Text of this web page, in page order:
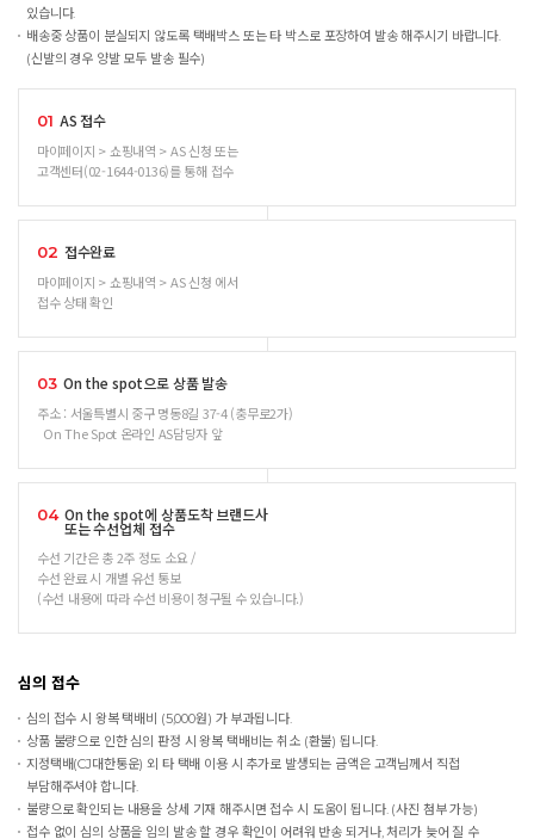
있습니다.
배송중 상품이 분실되지 않도록 택배박스 또는 타 박스로 포장하여 발송 해주시기 바랍니다.
(신발의 경우 양발 모두 발송 필수)
01 AS 접수
마이페이지 > 쇼핑내역 > AS 신청 또는
고객센터(02-1644-0136)를 통해 접수
02 접수완료
마이페이지 > 쇼핑내역 > AS 신청 에서
접수 상태 확인
03 On the spot으로 상품 발송
주소 : 서울특별시 중구 명동8길 37-4 (충무로2가)
On The Spot 온라인 AS담당자 앞
04 On the spot에 상품도착 브랜드사
또는 수선업체 접수
수선 기간은 총 2주 정도 소요 /
수선 완료 시 개별 유선 통보
(수선 내용에 따라 수선 비용이 청구될 수 있습니다.)
심의 접수
심의 접수 시 왕복 택배비 (5,000원) 가 부과됩니다.
상품 불량으로 인한 심의 판정 시 왕복 택배비는 취소 (환불) 됩니다.
지정택배(CJ대한통운) 외 타 택배 이용 시 추가로 발생되는 금액은 고객님께서 직접
부담해주셔야 합니다.
불량으로 확인되는 내용을 상세 기재 해주시면 접수 시 도움이 됩니다. (사진 첨부 가능)
접수 없이 심의 상품을 임의 발송 할 경우 확인이 어려워 반송 되거나, 처리가 늦어 질 수